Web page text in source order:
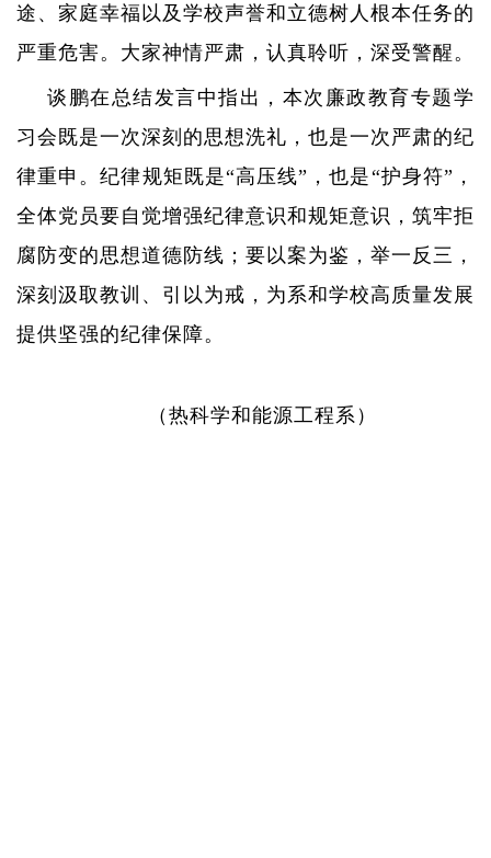
途、家庭幸福以及学校声誉和立德树人根本任务的
严重危害。大家神情严肃，认真聆听，深受警醒。
谈鹏在总结发言中指出，本次廉政教育专题学
习会既是一次深刻的思想洗礼，也是一次严肃的纪
律重申。纪律规矩既是“高压线”，也是“护身符”，
全体党员要自觉增强纪律意识和规矩意识，筑牢拒
腐防变的思想道德防线；要以案为鉴，举一反三，
深刻汲取教训、引以为戒，为系和学校高质量发展
提供坚强的纪律保障。
（热科学和能源工程系）